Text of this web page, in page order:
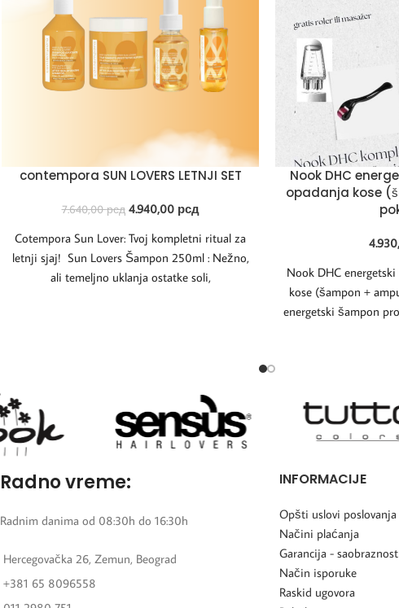
contempora SUN LOVERS LETNJI SET
7.640,00рсд 4.940,00 рсд
Cotempora Sun Lover: Tvoj kompletni ritual za
letnji sjaj! Sun Lovers Šampon 250ml : Nežno,
ali temeljno uklanja ostatke soli,
Nook DHC
opadanja kose
Nook DHC
kose (šampon +
energetski šampon
Radno vreme:
Radnim danima od 08:30h do 16:30h
Hercegovačka 26, Zemun, Beograd
+381 65 8096558
INFORMACIJE
Opšti uslovi poslovanja
Načini plaćanja
Garancija - saobraznost
Način isporuke
Raskid ugovora